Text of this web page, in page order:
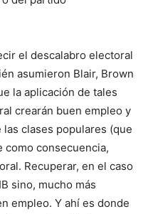
el descalabro electoral
asumieron Blair, Brown
la aplicación de tales
crearán buen empleo y
clases populares (que
como consecuencia,
Recuperar, en el caso
sino, mucho más
empleo. Y ahí es donde